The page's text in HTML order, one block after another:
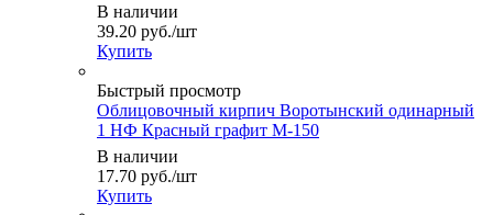
В наличии
39.20 руб./шт
Купить
Быстрый просмотр
Облицовочный кирпич Воротынский одинарный
1 НФ Красный графит М-150
В наличии
17.70 руб./шт
Купить